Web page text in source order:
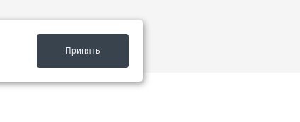
Принять